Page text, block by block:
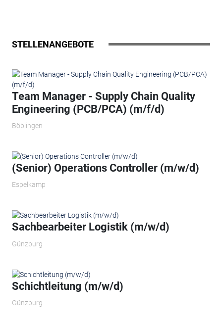
STELLENANGEBOTE
Team Manager - Supply Chain Quality
Engineering (PCB/PCA) (m/f/d)
Böblingen
(Senior) Operations Controller (m/w/d)
Espelkamp
Sachbearbeiter Logistik (m/w/d)
Günzburg
Schichtleitung (m/w/d)
Günzburg